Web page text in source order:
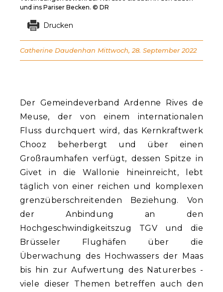
Der Gemeindeverband Ardenne Rives de
Meuse, der von einem internationalen
Fluss durchquert wird, das Kernkraftwerk
Chooz beherbergt und über einen
Großraumhafen verfügt, dessen Spitze in
Givet in die Wallonie hineinreicht, lebt
täglich von einer reichen und komplexen
grenzüberschreitenden Beziehung. Von
der Anbindung an den
Hochgeschwindigkeitszug TGV und die
Brüsseler Flughäfen über die
Überwachung des Hochwassers der Maas
bis hin zur Aufwertung des Naturerbes -
viele dieser Themen betreffen auch den
und ins Pariser Becken. © DR
Drucken
Catherine Daudenhan Mittwoch, 28. September 2022